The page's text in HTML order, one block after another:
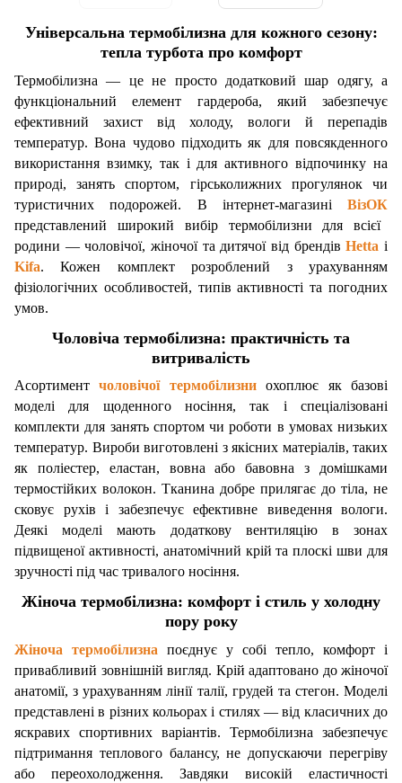
Універсальна термобілизна для кожного сезону:
тепла турбота про комфорт
Термобілизна — це не просто додатковий шар одягу, а
функціональний елемент гардероба, який забезпечує
ефективний захист від холоду, вологи й перепадів
температур. Вона чудово підходить як для повсякденного
використання взимку, так і для активного відпочинку на
природі, занять спортом, гірськолижних прогулянок чи
туристичних подорожей. В інтернет-магазині ВізОК
представлений широкий вибір термобілизни для всієї
родини — чоловічої, жіночої та дитячої від брендівHetta і
Kifa. Кожен комплект розроблений з урахуванням
фізіологічних особливостей, типів активності та погодних
умов.
Чоловіча термобілизна: практичність та
витривалість
Асортиментчоловічої термобілизниохоплює як базові
моделі для щоденного носіння, так і спеціалізовані
комплекти для занять спортом чи роботи в умовах низьких
температур. Вироби виготовлені з якісних матеріалів, таких
як поліестер, еластан, вовна або бавовна з домішками
термостійких волокон. Тканина добре прилягає до тіла, не
сковує рухів і забезпечує ефективне виведення вологи.
Деякі моделі мають додаткову вентиляцію в зонах
підвищеної активності, анатомічний крій та плоскі шви для
зручності під час тривалого носіння.
Жіноча термобілизна: комфорт і стиль у холодну
пору року
Жіноча термобілизна поєднує у собі тепло, комфорт і
привабливий зовнішній вигляд. Крій адаптовано до жіночої
анатомії, з урахуванням лінії талії, грудей та стегон. Моделі
представлені в різних кольорах і стилях — від класичних до
яскравих спортивних варіантів. Термобілизна забезпечує
підтримання теплового балансу, не допускаючи перегріву
або переохолодження. Завдяки високій еластичності